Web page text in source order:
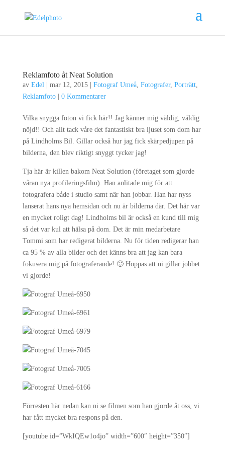
Reklamfoto åt Neat Solution
av Edel| mar 12, 2015| Fotograf Umeå, Fotografer, Porträtt,
Reklamfoto| 0 Kommentarer
Vilka snygga foton vi fick här!! Jag känner mig väldig, väldig
nöjd!! Och allt tack våre det fantastiskt bra ljuset som dom har
på Lindholms Bil. Gillar också hur jag fick skärpedjupen på
bilderna, den blev riktigt snyggt tycker jag!
Tja här är killen bakom Neat Solution (företaget som gjorde
våran nya profileringsfilm). Han anlitade mig för att
fotografera både i studio samt när han jobbar. Han har nyss
lanserat hans nya hemsidan och nu är bilderna där. Det här var
en mycket roligt dag! Lindholms bil är också en kund till mig
så det var kul att hälsa på dom. Det är min medarbetare
Tommi som har redigerat bilderna. Nu för tiden redigerar han
ca 95 % av alla bilder och det känns bra att jag kan bara
fokusera mig på fotograferande! 🙂 Hoppas att ni gillar jobbet
vi gjorde!
Förresten här nedan kan ni se filmen som han gjorde åt oss, vi
har fått mycket bra respons på den.
[youtube id=”WkIQEw1o4jo” width=”600″ height=”350″]